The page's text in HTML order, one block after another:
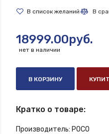
18999.00руб.
нет в наличии
В КОРЗИНУ
Кратко о товаре:
Производитель: POCO